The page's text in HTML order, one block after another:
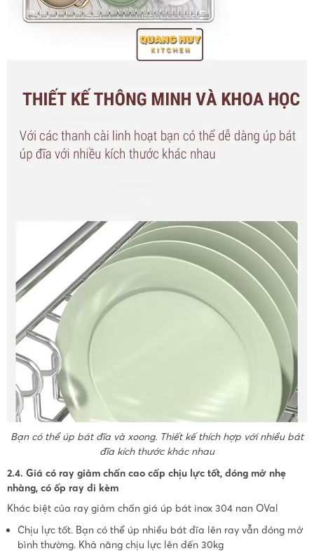
Bạn có thể úp bát đĩa và xoong. Thiết kế thích hợp với nhiều bát
đĩa kích thước khác nhau
2.4. Giá có ray giảm chấn cao cấp chịu lực tốt, đóng mở nhẹ
nhàng, có ốp ray đi kèm
Khác biệt của ray giảm chấn giá úp bát inox 304 nan OVal
Chịu lực tốt. Bạn có thể úp nhiều bát đĩa lên ray vẫn đóng mở
bình thường. Khả năng chịu lực lên đến 30kg